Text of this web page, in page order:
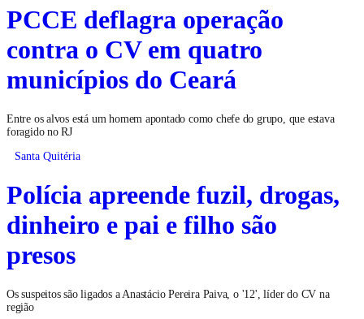
PCCE deflagra operação
contra o CV em quatro
municípios do Ceará
Entre os alvos está um homem apontado como chefe do grupo, que estava
foragido no RJ
Santa Quitéria
Polícia apreende fuzil, drogas,
dinheiro e pai e filho são
presos
Os suspeitos são ligados a Anastácio Pereira Paiva, o '12', líder do CV na
região